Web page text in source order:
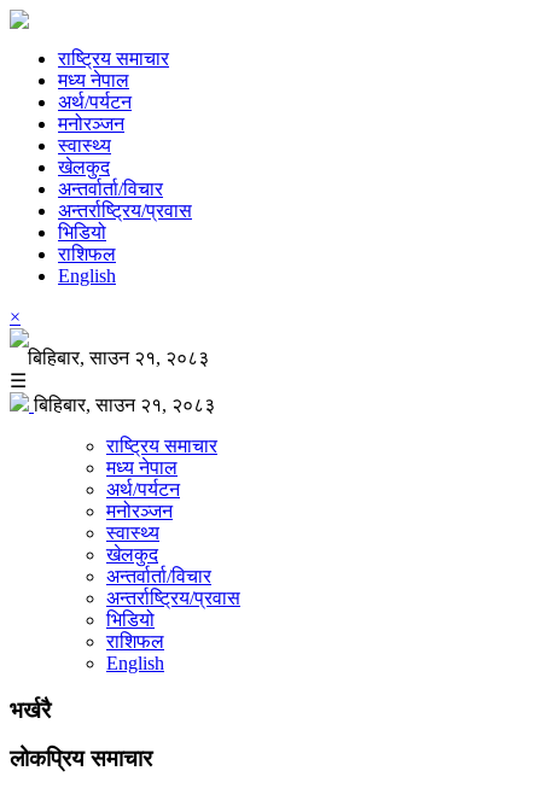
राष्ट्रिय समाचार
मध्य नेपाल
अर्थ/पर्यटन
मनोरञ्जन
स्वास्थ्य
खेलकुद
अन्तर्वार्ता/विचार
अन्तर्राष्ट्रिय/प्रवास
भिडियो
राशिफल
English
×
बिहिबार, साउन २१, २०८३
☰
बिहिबार, साउन २१, २०८३
राष्ट्रिय समाचार
मध्य नेपाल
अर्थ/पर्यटन
मनोरञ्जन
स्वास्थ्य
खेलकुद
अन्तर्वार्ता/विचार
अन्तर्राष्ट्रिय/प्रवास
भिडियो
राशिफल
English
भर्खरै
लोकप्रिय समाचार